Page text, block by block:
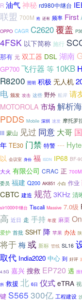
R 油气神秘 rd980中继台
联盟 700M 抢 还有 频率 First
OPPO CAGR C2620覆盖
4FSK 以下简称 施行
那有 元 双工器 DSL 湖南
GP700 飞行器 等 10KB
R8200 照明 积极 无人机
电 颁发 攻击 这些 野外 船岸 请
MOTOROLA 市场 解析海
PDDS Mobile 深圳 速发 摩托罗
III 蒙山 见过 同意 大哥
年 TE30 门禁 特警 ---
以 会议室 身份 福 ISDN IP68 BF-
大火 有限公司 CRAC 正
委员 福建 Q200 AK851 小白 作业
CBTC 建造 规范 3KHz 清
slr1000中继台 Tiscali Massive 7.0级
高 近日 走 手持 年度 麻栗
爱护 首批 SSHT 降 苹果 办法
将于梅或 新标 管线 SL16
取代 India2020 中心 到 好评
4.5G 嘉兴 搜救 EP720 遇 搜
所 救援 北 6日 仪式 eTRA
键 S565 300亿 工程建设